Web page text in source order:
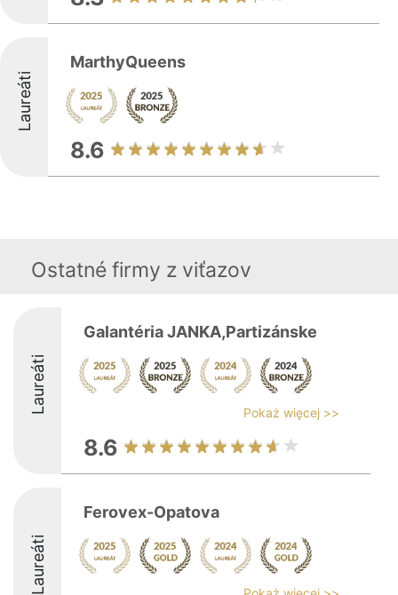
Laureáti
MarthyQueens
8.6
Ostatné firmy z viťazov
Laureáti
Galantéria JANKA,Partizánske
Pokaż więcej >>
8.6
Laureáti
Ferovex-Opatova